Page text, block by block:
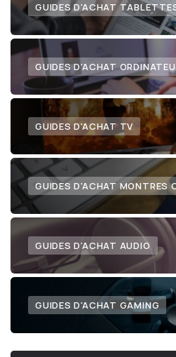
GUIDES D'ACHAT
GUIDES D'ACHAT
GUIDES D'ACHAT TV
GUIDES D'ACHAT MONTRES
GUIDES D'ACHAT AUDIO
GUIDES D'ACHAT GAMING